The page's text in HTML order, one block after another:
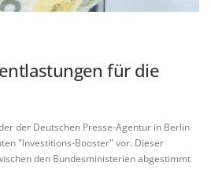
für die
der Deutschen Presse-Agentur in Berlin
"Investitions-Booster" vor. Dieser
den Bundesministerien abgestimmt